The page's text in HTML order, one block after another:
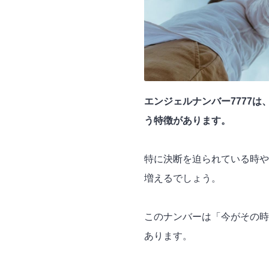
エンジェルナンバー7777は
う特徴があります。
特に決断を迫られている時
増えるでしょう。
このナンバーは「今がその
あります。